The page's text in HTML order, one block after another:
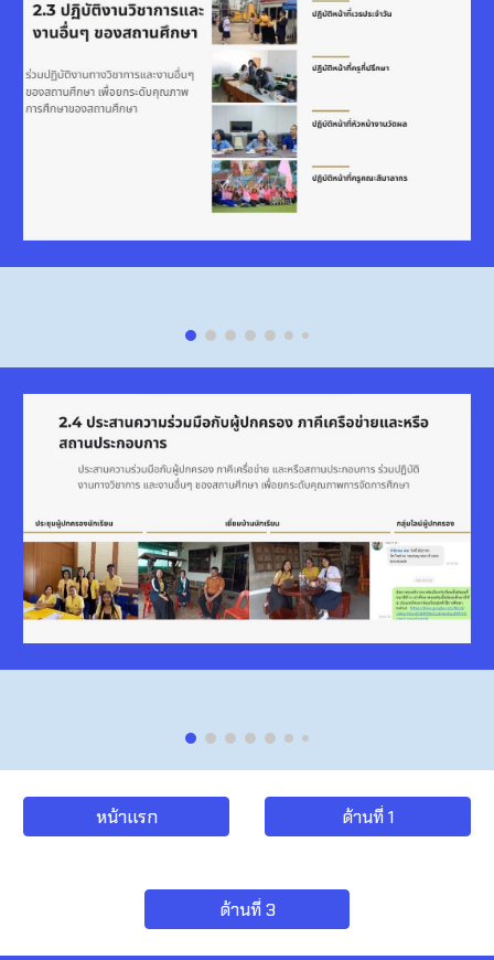
หน้าแรก ด้านที่ 1
ด้านที่ 3